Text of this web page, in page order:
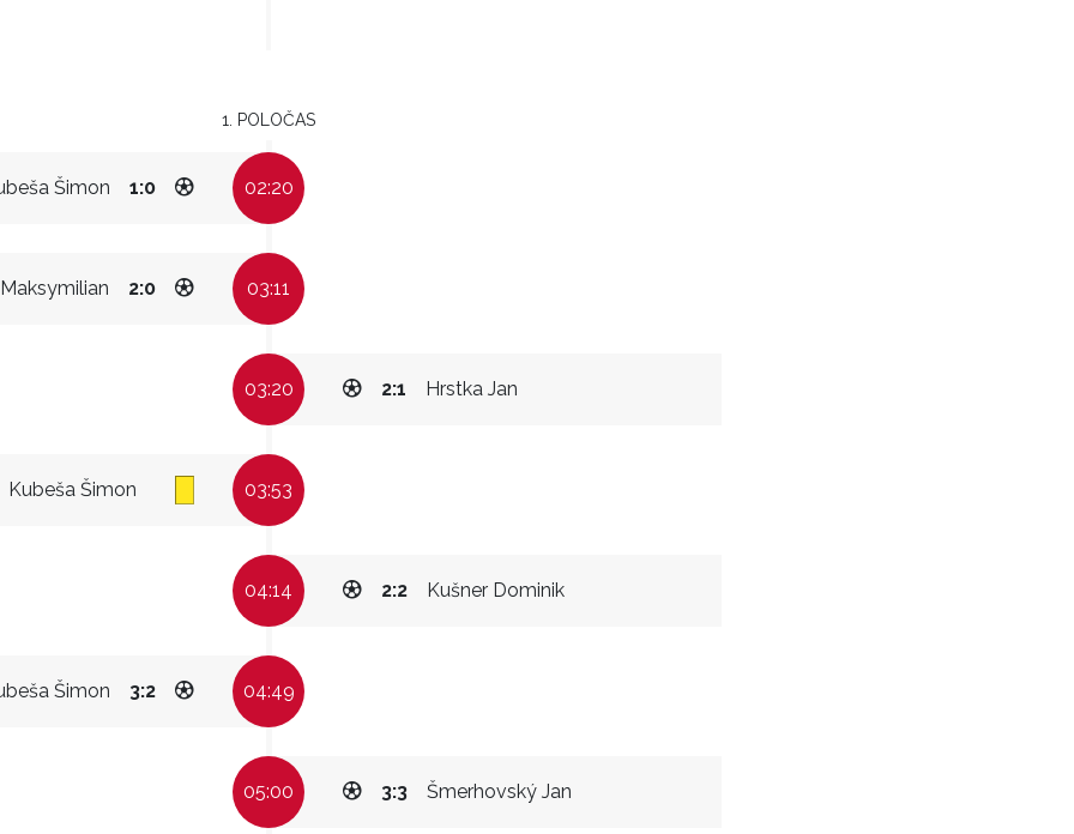
1. POLOČAS
Šimon 1:0 02:20
2:0 03:11
03:20 Hrstka Jan
2:1
Kubeša Šimon 03:53
04:14 Kušner Dominik
2:2
Šimon 3:2 04:49
05:00 Šmerhovský Jan
3:3